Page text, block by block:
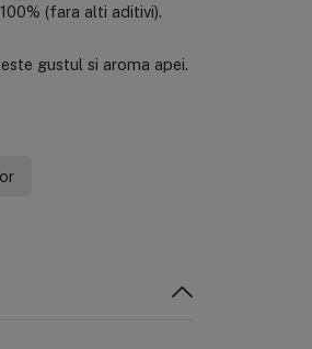
(fara alti aditivi).
gustul si aroma apei.